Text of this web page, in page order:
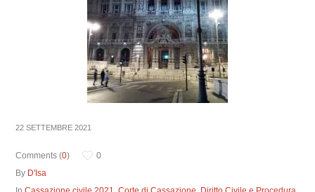
22 SETTEMBRE 2021
Comments (0)
0
By D'Isa